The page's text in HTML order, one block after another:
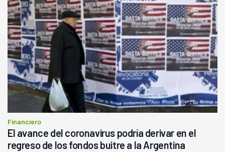
Financiero
El avance del coronavirus podría derivar en el
regreso de los fondos buitre a la Argentina